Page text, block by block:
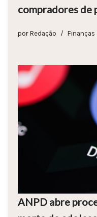
compradores de
por Redação Finanças
ANPD abre